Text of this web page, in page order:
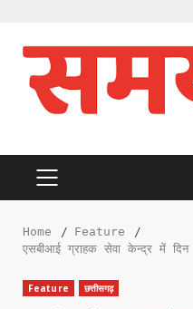
content
PRIMARY
Home
Feature
एसबीआई ग्राहक सेवा केन्द्र में
Feature छत्तीसगढ़